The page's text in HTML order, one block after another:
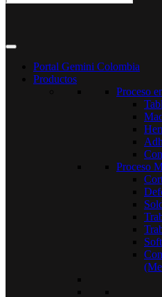
Portal Gemini Colombia
Productos
Proceso
Proceso